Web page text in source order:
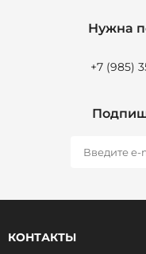
Нужна
+7 (985)
КОНТАКТЫ